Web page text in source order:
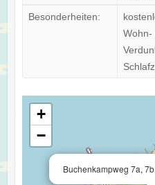
Besonderheiten:
Wohn-
Buchenkampweg 7a,
+
−